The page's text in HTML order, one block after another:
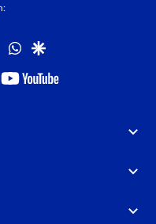
twitterwhatsapp
google
youtube-